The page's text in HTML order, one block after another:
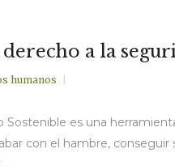
a la
humanos
Sostenible es una
con el hambre,